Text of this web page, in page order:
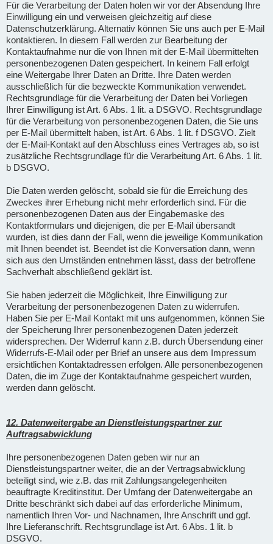
Für die Verarbeitung der Daten holen wir vor der Absendung Ihre
Einwilligung ein und verweisen gleichzeitig auf diese
Datenschutzerklärung. Alternativ können Sie uns auch per E-Mail
kontaktieren. In diesem Fall werden zur Bearbeitung der
Kontaktaufnahme nur die von Ihnen mit der E-Mail übermittelten
personenbezogenen Daten gespeichert. In keinem Fall erfolgt
eine Weitergabe Ihrer Daten an Dritte. Ihre Daten werden
ausschließlich für die bezweckte Kommunikation verwendet.
Rechtsgrundlage für die Verarbeitung der Daten bei Vorliegen
Ihrer Einwilligung ist Art. 6 Abs. 1 lit. a DSGVO. Rechtsgrundlage
für die Verarbeitung von personenbezogenen Daten, die Sie uns
per E-Mail übermittelt haben, ist Art. 6 Abs. 1 lit. f DSGVO. Zielt
der E-Mail-Kontakt auf den Abschluss eines Vertrages ab, so ist
zusätzliche Rechtsgrundlage für die Verarbeitung Art. 6 Abs. 1 lit.
b DSGVO.
Die Daten werden gelöscht, sobald sie für die Erreichung des
Zweckes ihrer Erhebung nicht mehr erforderlich sind. Für die
personenbezogenen Daten aus der Eingabemaske des
Kontaktformulars und diejenigen, die per E-Mail übersandt
wurden, ist dies dann der Fall, wenn die jeweilige Kommunikation
mit Ihnen beendet ist. Beendet ist die Konversation dann, wenn
sich aus den Umständen entnehmen lässt, dass der betroffene
Sachverhalt abschließend geklärt ist.
Sie haben jederzeit die Möglichkeit, Ihre Einwilligung zur
Verarbeitung der personenbezogenen Daten zu widerrufen.
Haben Sie per E-Mail Kontakt mit uns aufgenommen, können Sie
der Speicherung Ihrer personenbezogenen Daten jederzeit
widersprechen. Der Widerruf kann z.B. durch Übersendung einer
Widerrufs-E-Mail oder per Brief an unsere aus dem Impressum
ersichtlichen Kontaktadressen erfolgen. Alle personenbezogenen
Daten, die im Zuge der Kontaktaufnahme gespeichert wurden,
werden dann gelöscht.
12. Datenweitergabe an Dienstleistungspartner zur
Auftragsabwicklung
Ihre personenbezogenen Daten geben wir nur an
Dienstleistungspartner weiter, die an der Vertragsabwicklung
beteiligt sind, wie z.B. das mit Zahlungsangelegenheiten
beauftragte Kreditinstitut. Der Umfang der Datenweitergabe an
Dritte beschränkt sich dabei auf das erforderliche Minimum,
namentlich Ihren Vor- und Nachnamen, Ihre Anschrift und ggf.
Ihre Lieferanschrift. Rechtsgrundlage ist Art. 6 Abs. 1 lit. b
DSGVO.